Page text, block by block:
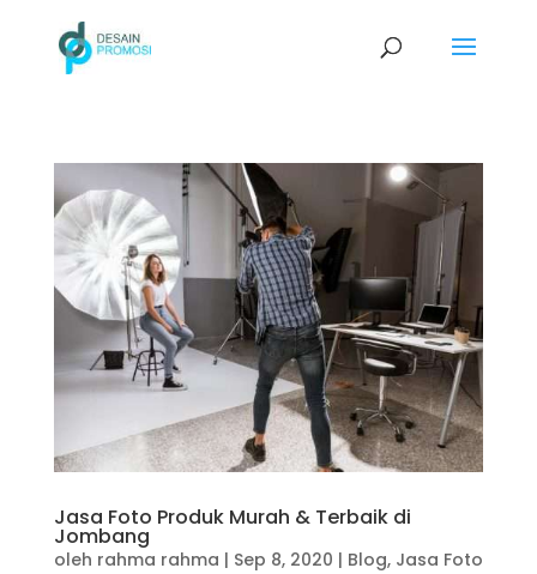
Jasa Foto Produk Murah & Terbaik di
Jombang
oleh rahma rahma | Sep 8, 2020 | Blog, Jasa Foto